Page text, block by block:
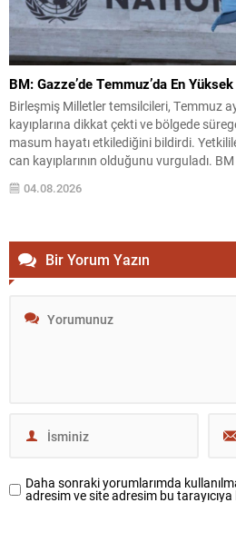
BM: Gazze’de Temmuz’da En
Birleşmiş Milletler temsilcileri, Temmuz
kayıplarına dikkat çekti ve bölgede
masum hayatı etkilediğini bildirdi.
can kayıplarının olduğunu vurguladı.
Haq, New York’taki basın toplantısında,
saldırıları, topçu atışları ve silahlı
04.08.2026
Bir Yorum Yazın
Daha sonraki yorumlarımda
adresim ve site adresim bu